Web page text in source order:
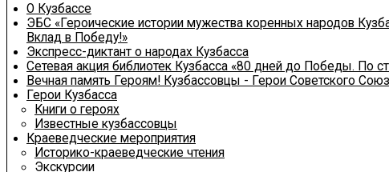
О Кузбассе
ЭБС «Героические истории мужества коренных народов
Вклад в Победу!»
Экспресс-диктант о народах Кузбасса
Сетевая акция библиотек Кузбасса «80 дней до Победы. По
Вечная память Героям! Кузбассовцы - Герои Советского
Герои Кузбасса
Книги о героях
Известные кузбассовцы
Краеведческие мероприятия
Историко-краеведческие чтения
Экскурсии